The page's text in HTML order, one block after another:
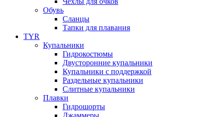
Обувь
Сланцы
Тапки для плавания
TYR
Купальники
Гидрокостюмы
Двусторонние купальники
Купальники с поддержкой
Раздельные купальники
Слитные купальники
Плавки
Гидрошорты
Джаммеры